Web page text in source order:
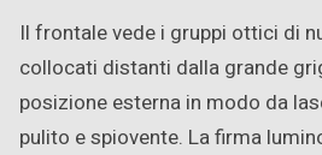
Il frontale vede i gruppi ottici di
collocati distanti dalla grande
posizione esterna in modo da
pulito e spiovente. La firma